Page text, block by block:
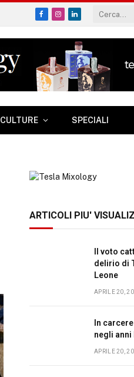
Facebook
Instagram
LinkedIn
CULTURE SPECIALI
ARTICOLI PIU'
Il voto
delirio di
Leone
APRILE 20,
In
negli anni
APRILE 20,